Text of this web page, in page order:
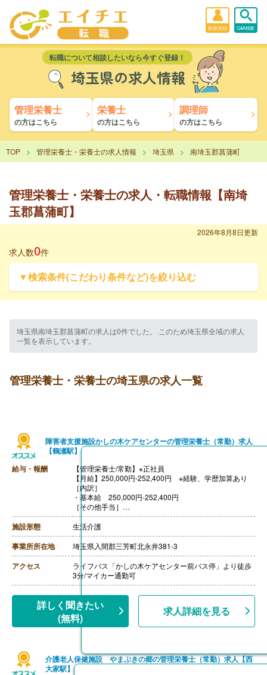
新規登録 Q&A検索
転職について相談したいなら今すぐ登録！
埼玉県の求人情報
管理栄養士
の方はこちら
栄養士
の方はこちら
調理師
の方はこちら
TOP 管理栄養士・栄養士の求人情報 埼玉県 南埼玉郡菖蒲町
管理栄養士・栄養士の求人・転職情報【南埼
玉郡菖蒲町】
2026年8月8日更新
求人数0件
▼検索条件(こだわり条件など)を絞り込む
埼玉県南埼玉郡菖蒲町の求人は0件でした。 このため埼玉県全域の求人
一覧を表示しています。
管理栄養士・栄養士の埼玉県の求人一覧
障害者支援施設かしの木ケアセンターの管理栄養士（常勤）求人
【鶴瀬駅】
給与・報酬
【管理栄養士/常勤】※正社員
【月給】250,000円-252,400円 ※経験、学歴加算あり
［内訳］
・基本給 250,000円-252,400円
［その他手当］
・資格手当 50,000円
・特定処遇改善加算手当 9,700円
・住宅手当 上限27,000円（賃貸のみ）
・扶養手当
【賞与】なし
【通勤手当】あり（上限15,000円/月）
【昇給】あり（1月あたり500円-）※前年度実績
【退職金】あり※勤続1年以上、共済加入
施設形態 生活介護
事業所所在地 埼玉県入間郡三芳町北永井381-3
アクセス
ライフバス「かしの木ケアセンター前バス停」より徒歩
3分/マイカー通勤可
詳しく聞きたい
(無料)
求人詳細を見る
介護老人保健施設 やまぶきの郷の管理栄養士（常勤）求人【西
大家駅】